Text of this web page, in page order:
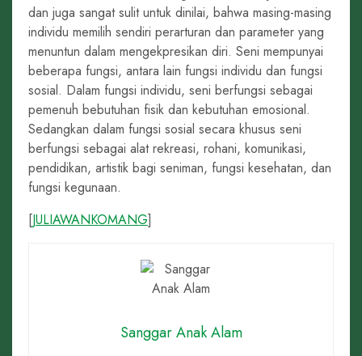
dan juga sangat sulit untuk dinilai, bahwa masing-masing
individu memilih sendiri perarturan dan parameter yang
menuntun dalam mengekpresikan diri. Seni mempunyai
beberapa fungsi, antara lain fungsi individu dan fungsi
sosial. Dalam fungsi individu, seni berfungsi sebagai
pemenuh bebutuhan fisik dan kebutuhan emosional.
Sedangkan dalam fungsi sosial secara khusus seni
berfungsi sebagai alat rekreasi, rohani, komunikasi,
pendidikan, artistik bagi seniman, fungsi kesehatan, dan
fungsi kegunaan.
[JULIAWANKOMANG]
Sanggar Anak Alam